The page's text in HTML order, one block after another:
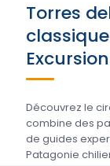
Torres
Découvrez le
combine des
de guides
Patagonie